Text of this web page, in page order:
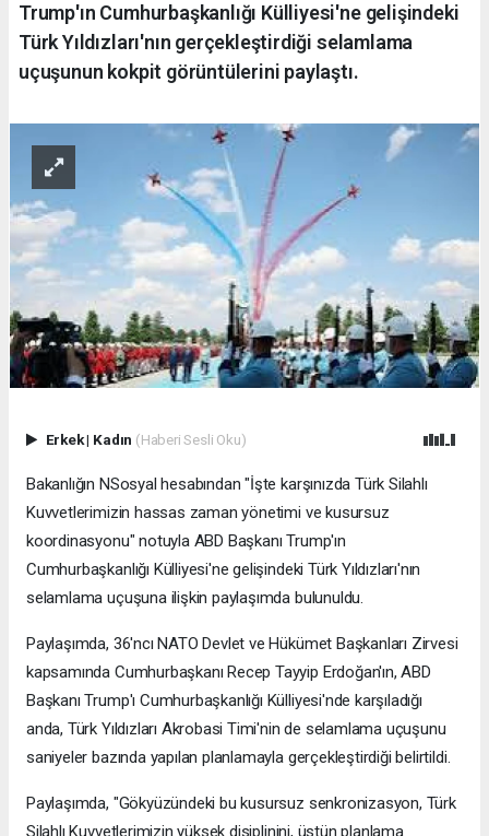
Trump'ın Cumhurbaşkanlığı Külliyesi'ne gelişindeki
Türk Yıldızları'nın gerçekleştirdiği selamlama
uçuşunun kokpit görüntülerini paylaştı.
Erkek| Kadın (Haberi Sesli Oku)
Bakanlığın NSosyal hesabından "İşte karşınızda Türk Silahlı
Kuvvetlerimizin hassas zaman yönetimi ve kusursuz
koordinasyonu" notuyla ABD Başkanı Trump'ın
Cumhurbaşkanlığı Külliyesi'ne gelişindeki Türk Yıldızları'nın
selamlama uçuşuna ilişkin paylaşımda bulunuldu.
Paylaşımda, 36'ncı NATO Devlet ve Hükümet Başkanları Zirvesi
kapsamında Cumhurbaşkanı Recep Tayyip Erdoğan'ın, ABD
Başkanı Trump'ı Cumhurbaşkanlığı Külliyesi'nde karşıladığı
anda, Türk Yıldızları Akrobasi Timi'nin de selamlama uçuşunu
saniyeler bazında yapılan planlamayla gerçekleştirdiği belirtildi.
Paylaşımda, "Gökyüzündeki bu kusursuz senkronizasyon, Türk
Silahlı Kuvvetlerimizin yüksek disiplinini, üstün planlama